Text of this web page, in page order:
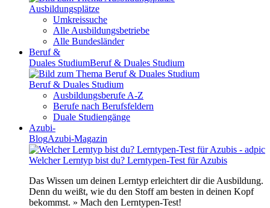
Ausbildungsplätze
Umkreissuche
Alle Ausbildungsbetriebe
Alle Bundesländer
Beruf &
Duales StudiumBeruf & Duales Studium
Beruf & Duales Studium
Ausbildungsberufe A-Z
Berufe nach Berufsfeldern
Duale Studiengänge
Azubi-
BlogAzubi-Magazin
Welcher Lerntyp bist du? Lerntypen-Test für Azubis
Das Wissen um deinen Lerntyp erleichtert dir die Ausbildung.
Denn du weißt, wie du den Stoff am besten in deinen Kopf
bekommst. » Mach den Lerntypen-Test!